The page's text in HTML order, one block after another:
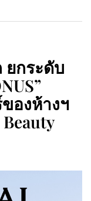
ยกระดับ
องห้างฯ